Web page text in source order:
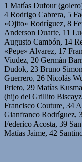
1 Matías Dufour
4 Rodrigo Cabrera, 5
«Ojito» Rodríguez, 8
Anderson Duarte, 11
Augusto Cambón, 14
«Pepe» Alvarez, 17
Viudez, 20 Germán
Dudok, 23 Bruno
Guerrero, 26 Nicolás
Prieto, 29 Matías
(hijo del Grillito
Francisco Couture, 34
Gianfranco Rodríguez,
Federico Acosta, 39
Matías Jaime, 42